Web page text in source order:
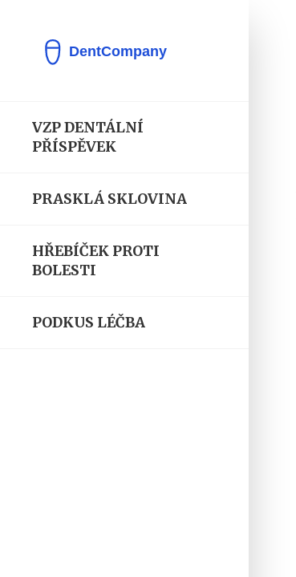
VZP DENTÁLNÍ
PŘÍSPĚVEK
PRASKLÁ SKLOVINA
HŘEBÍČEK PROTI
BOLESTI
PODKUS LÉČBA